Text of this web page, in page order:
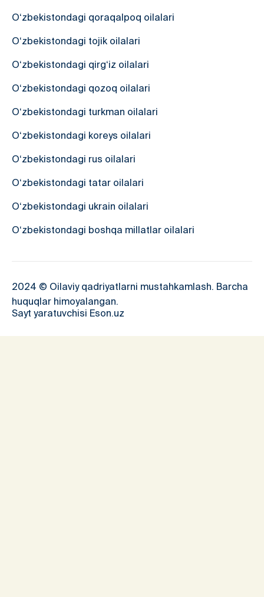
O‘zbekistondagi qoraqalpoq oilalari
O‘zbekistondagi tojik oilalari
O‘zbekistondagi qirg‘iz oilalari
O‘zbekistondagi qozoq oilalari
O‘zbekistondagi turkman oilalari
O‘zbekistondagi koreys oilalari
O‘zbekistondagi rus oilalari
O‘zbekistondagi tatar oilalari
O‘zbekistondagi ukrain oilalari
O‘zbekistondagi boshqa millatlar oilalari
2024 © Oilaviy qadriyatlarni mustahkamlash. Barcha
huquqlar himoyalangan.
Sayt yaratuvchisi Eson.uz